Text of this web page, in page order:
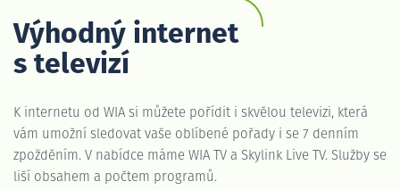
Výhodný internet
s televizí
K internetu od WIA si můžete pořídit i skvělou televizi, která
vám umožní sledovat vaše oblíbené pořady i se 7 denním
zpožděním. V nabídce máme WIA TV a Skylink Live TV. Služby se
liší obsahem a počtem programů.